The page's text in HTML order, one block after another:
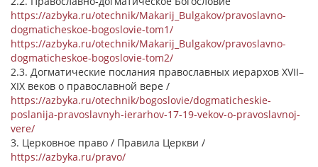
https://azbyka.ru/otechnik/Makarij_Bulgakov/pravoslavno-
dogmaticheskoe-bogoslovie-tom1/
https://azbyka.ru/otechnik/Makarij_Bulgakov/pravoslavno-
dogmaticheskoe-bogoslovie-tom2/
2.3. Догматические послания православных иерархов XVII–
XIX веков о православной вере /
https://azbyka.ru/otechnik/bogoslovie/dogmaticheskie-
poslanija-pravoslavnyh-ierarhov-17-19-vekov-o-pravoslavnoj-
vere/
3. Церковное право / Правила Церкви /
https://azbyka.ru/pravo/